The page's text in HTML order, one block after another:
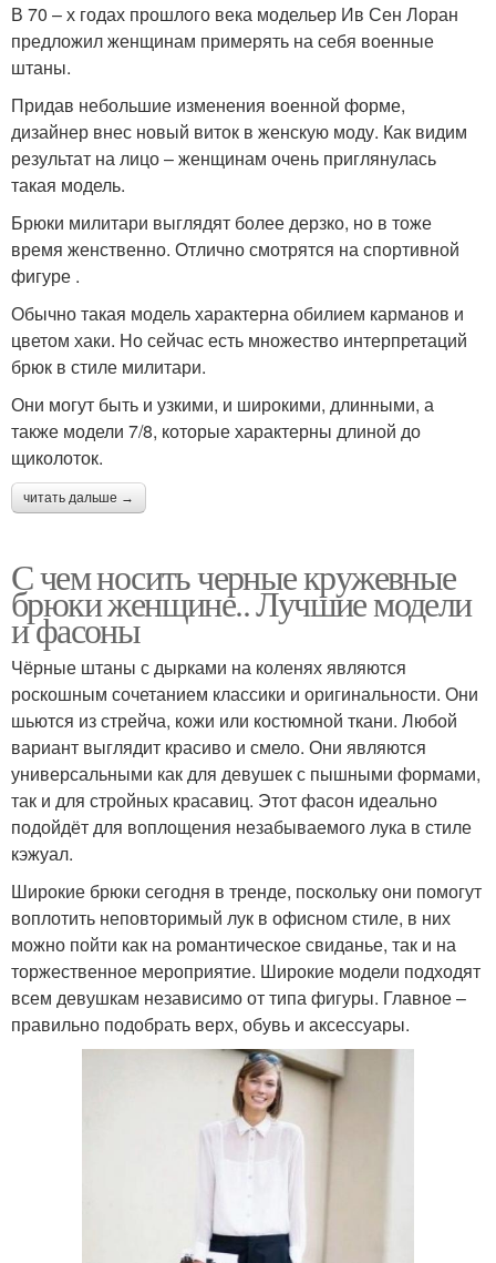
В 70 – х годах прошлого века модельер Ив Сен Лоран
предложил женщинам примерять на себя военные
штаны.
Придав небольшие изменения военной форме,
дизайнер внес новый виток в женскую моду. Как видим
результат на лицо – женщинам очень приглянулась
такая модель.
Брюки милитари выглядят более дерзко, но в тоже
время женственно. Отлично смотрятся на спортивной
фигуре .
Обычно такая модель характерна обилием карманов и
цветом хаки. Но сейчас есть множество интерпретаций
брюк в стиле милитари.
Они могут быть и узкими, и широкими, длинными, а
также модели 7/8, которые характерны длиной до
щиколоток.
читать дальше →
С чем носить черные кружевные
брюки женщине.. Лучшие модели
и фасоны
Чёрные штаны с дырками на коленях являются
роскошным сочетанием классики и оригинальности. Они
шьются из стрейча, кожи или костюмной ткани. Любой
вариант выглядит красиво и смело. Они являются
универсальными как для девушек с пышными формами,
так и для стройных красавиц. Этот фасон идеально
подойдёт для воплощения незабываемого лука в стиле
кэжуал.
Широкие брюки сегодня в тренде, поскольку они помогут
воплотить неповторимый лук в офисном стиле, в них
можно пойти как на романтическое свиданье, так и на
торжественное мероприятие. Широкие модели подходят
всем девушкам независимо от типа фигуры. Главное –
правильно подобрать верх, обувь и аксессуары.